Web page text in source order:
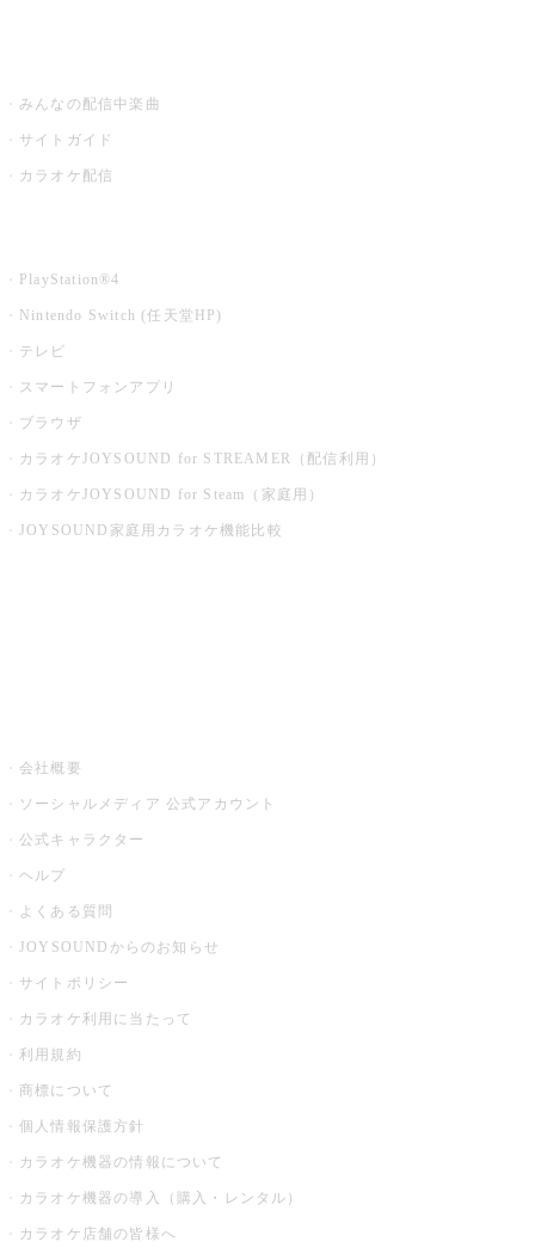
みんなの配信中楽曲
サイトガイド
カラオケ配信
PlayStation®4
Nintendo Switch (任天堂HP)
テレビ
スマートフォンアプリ
ブラウザ
カラオケJOYSOUND for STREAMER（配信利用）
カラオケJOYSOUND for Steam（家庭用）
JOYSOUND家庭用カラオケ機能比較
会社概要
ソーシャルメディア 公式アカウント
公式キャラクター
ヘルプ
よくある質問
JOYSOUNDからのお知らせ
サイトポリシー
カラオケ利用に当たって
利用規約
商標について
個人情報保護方針
カラオケ機器の情報について
カラオケ機器の導入（購入・レンタル）
カラオケ店舗の皆様へ